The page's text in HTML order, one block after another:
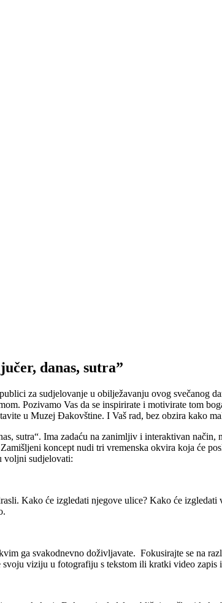
danas, sutra”
za sudjelovanje u obilježavanju ovog svečanog
Pozivamo Vas da se inspirirate i motivirate tom
u Muzej Đakovštine. I Vaš rad, bez obzira kako
sutra“. Ima zadaću na zanimljiv i interaktivan način,
koncept nudi tri vremenska okvira koja će
voljni sudjelovati:
Kako će izgledati njegove ulice? Kako će
ga svakodnevno doživljavate. Fokusirajte se na
viziju u fotografiju s tekstom ili kratki video zapis